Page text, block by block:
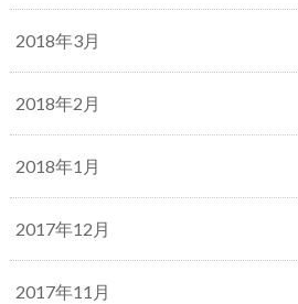
2018年3月
2018年2月
2018年1月
2017年12月
2017年11月